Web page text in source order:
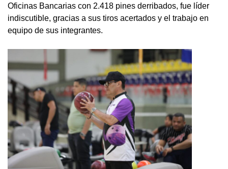
Oficinas Bancarias con 2.418 pines derribados, fue líder
indiscutible, gracias a sus tiros acertados y el trabajo en
equipo de sus integrantes.